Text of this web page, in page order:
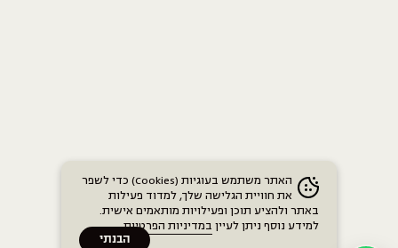
האתר משתמש בעוגיות (Cookies) כדי לשפר
את חוויית הגלישה שלך, למדוד פעילות
באתר ולהציע תוכן ופעילויות מותאמים אישית.
למידע נוסף ניתן לעיין במדיניות הפרטיות.
הבנתי